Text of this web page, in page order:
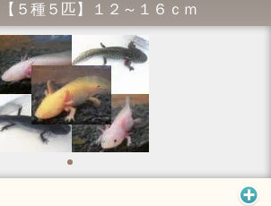
５種５匹】１２～１６ｃｍ